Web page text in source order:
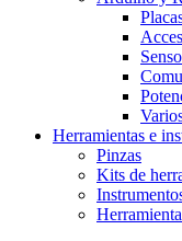
Herramientas e
Pinzas
Kits de